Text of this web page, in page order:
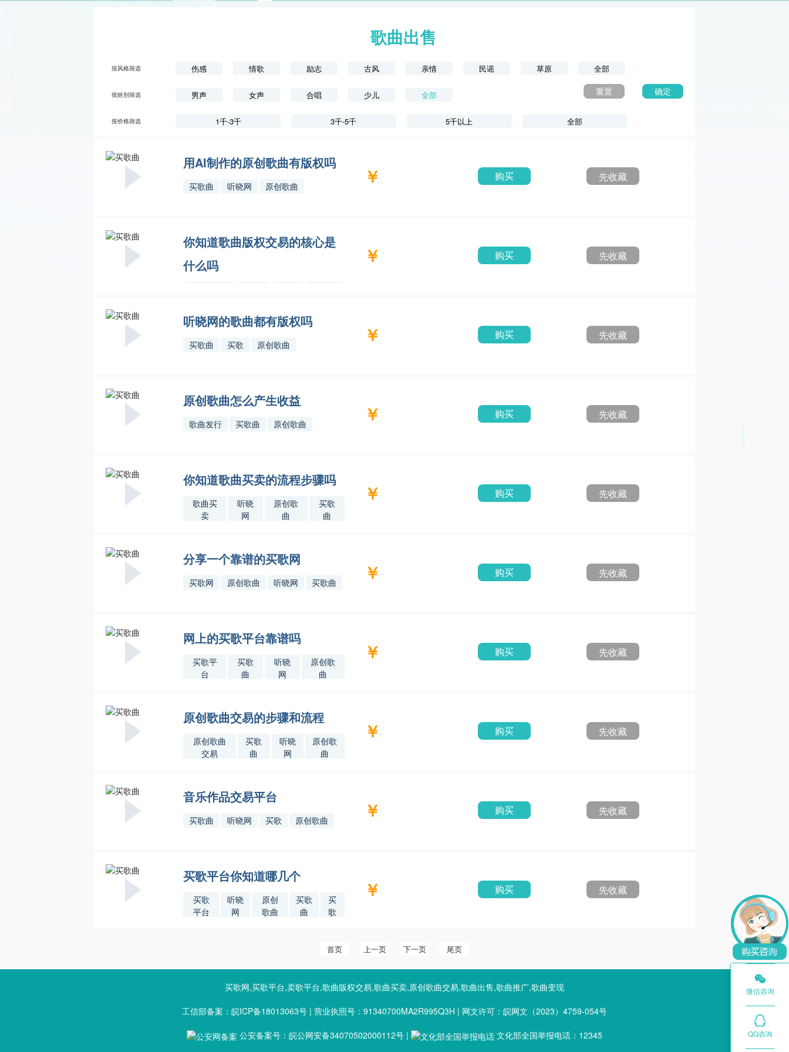
歌曲出售
按风格筛选 伤感 情歌 励志 古风 亲情 民谣 草原 全部
按姓别筛选 男声 女声 合唱 少儿 全部
按价格筛选 1千-3千 3千-5千 5千以上 全部
重置 确定
用AI制作的原创歌曲有版权吗
买歌曲 听晓网 原创歌曲 ￥ 购买 先收藏
你知道歌曲版权交易的核心是
什么吗
￥ 购买 先收藏
听晓网的歌曲都有版权吗
买歌曲 买歌 原创歌曲 ￥ 购买 先收藏
原创歌曲怎么产生收益
歌曲发行 买歌曲 原创歌曲 ￥ 购买 先收藏
你知道歌曲买卖的流程步骤吗
歌曲买
卖
听晓
网
原创歌
曲
买歌
曲
￥ 购买 先收藏
分享一个靠谱的买歌网
买歌网 原创歌曲 听晓网 买歌曲 ￥ 购买 先收藏
网上的买歌平台靠谱吗
买歌平
台
买歌
曲
听晓
网
原创歌
曲
￥ 购买 先收藏
原创歌曲交易的步骤和流程
原创歌曲
交易
买歌
曲
听晓
网
原创歌
曲
￥ 购买 先收藏
音乐作品交易平台
买歌曲 听晓网 买歌 原创歌曲 ￥ 购买 先收藏
买歌平台你知道哪几个
买歌
平台
听晓
网
原创
歌曲
买歌
曲
买
歌
￥ 购买 先收藏
首页 上一页 下一页 尾页
买歌网,买歌平台,卖歌平台,歌曲版权交易,歌曲买卖,原创歌曲交易,歌曲出售,歌曲推广,歌曲变现
工信部备案：皖ICP备18013063号 | 营业执照号：91340700MA2R995Q3H | 网文许可：皖网文（2023）4759-054号
公安备案号：皖公网安备34070502000112号 | 文化部全国举报电话：12345

微信咨询
QQ咨询